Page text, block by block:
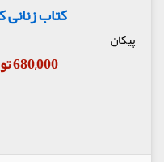
کتاب زنانی
پیکان
680,000 تومان